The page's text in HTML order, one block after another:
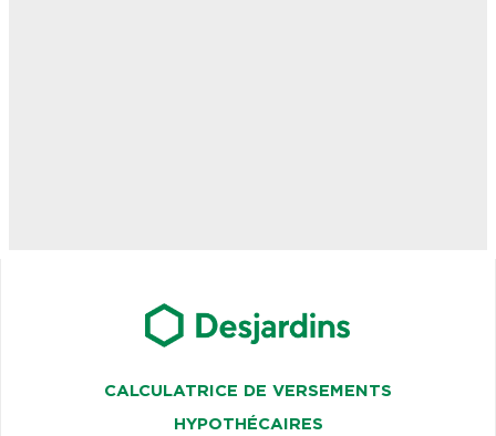
CALCULATRICE DE VERSEMENTS
HYPOTHÉCAIRES